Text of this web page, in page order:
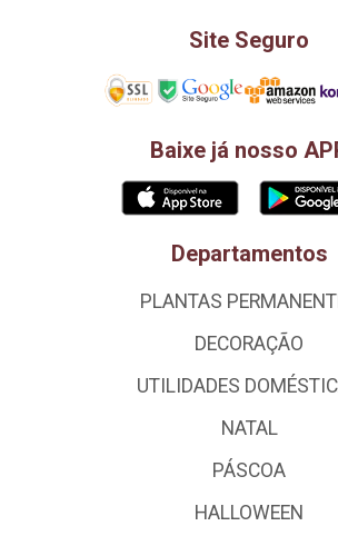
Site Seguro
Baixe já nosso
Departamentos
PLANTAS
DECORAÇÃO
UTILIDADES
NATAL
PÁSCOA
HALLOWEEN